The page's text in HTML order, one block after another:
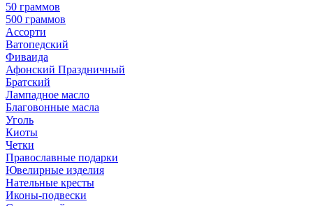
50 граммов
500 граммов
Ассорти
Ватопедский
Фиваида
Афонский Праздничный
Братский
Лампадное масло
Благовонные масла
Уголь
Киоты
Четки
Православные подарки
Ювелирные изделия
Нательные кресты
Иконы-подвески